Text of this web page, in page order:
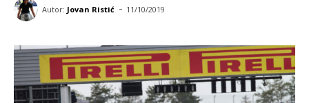
Autor: Jovan Ristić - 11/10/2019